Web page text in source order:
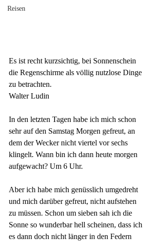
Reisen
Es ist recht kurzsichtig, bei Sonnenschein
die Regenschirme als völlig nutzlose Dinge
zu betrachten.
Walter Ludin
In den letzten Tagen habe ich mich schon
sehr auf den Samstag Morgen gefreut, an
dem der Wecker nicht viertel vor sechs
klingelt. Wann bin ich dann heute morgen
aufgewacht? Um 6 Uhr.
Aber ich habe mich genüsslich umgedreht
und mich darüber gefreut, nicht aufstehen
zu müssen. Schon um sieben sah ich die
Sonne so wunderbar hell scheinen, dass ich
es dann doch nicht länger in den Federn